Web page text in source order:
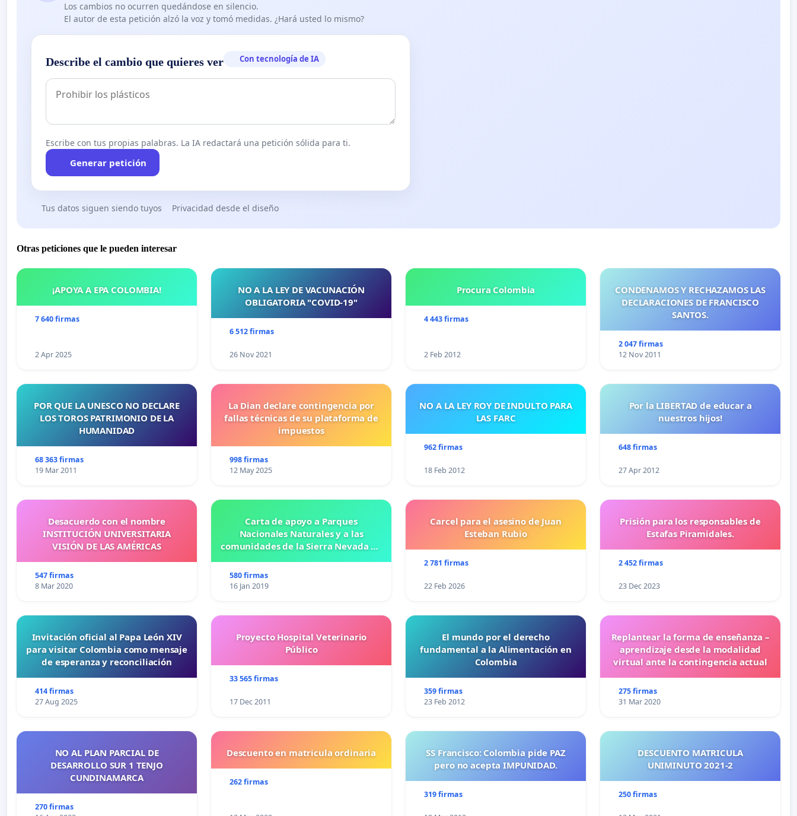
Los cambios no ocurren quedándose en silencio.
El autor de esta petición alzó la voz y tomó medidas. ¿Hará usted lo mismo?
Describe el cambio que quieres ver Con tecnología de IA
Escribe con tus propias palabras. La IA redactará una petición sólida para ti.
Generar petición
Tus datos siguen siendo tuyos Privacidad desde el diseño
Otras peticiones que le pueden interesar
¡APOYA A EPA COLOMBIA!
7 640 firmas
2 Apr 2025
NO A LA LEY DE VACUNACIÓN
OBLIGATORIA "COVID-19"
6 512 firmas
26 Nov 2021
Procura Colombia
4 443 firmas
2 Feb 2012
CONDENAMOS Y RECHAZAMOS LAS
DECLARACIONES DE FRANCISCO
SANTOS.
2 047 firmas
12 Nov 2011
POR QUE LA UNESCO NO DECLARE
LOS TOROS PATRIMONIO DE LA
HUMANIDAD
68 363 firmas
19 Mar 2011
La Dian declare contingencia por
fallas técnicas de su plataforma de
impuestos
998 firmas
12 May 2025
NO A LA LEY ROY DE INDULTO PARA
LAS FARC
962 firmas
18 Feb 2012
Por la LIBERTAD de educar a
nuestros hijos!
648 firmas
27 Apr 2012
Desacuerdo con el nombre
INSTITUCIÓN UNIVERSITARIA
VISIÓN DE LAS AMÉRICAS
547 firmas
8 Mar 2020
Carta de apoyo a Parques
Nacionales Naturales y a las
comunidades de la Sierra Nevada de
580 firmas
16 Jan 2019
Carcel para el asesino de Juan
Esteban Rubio
2 781 firmas
22 Feb 2026
Prisión para los responsables de
Estafas Piramidales.
2 452 firmas
23 Dec 2023
Invitación oficial al Papa León XIV
para visitar Colombia como mensaje
de esperanza y reconciliación
414 firmas
27 Aug 2025
Proyecto Hospital Veterinario
Público
33 565 firmas
17 Dec 2011
El mundo por el derecho
fundamental a la Alimentación en
Colombia
359 firmas
23 Feb 2012
Replantear la forma de enseñanza –
aprendizaje desde la modalidad
virtual ante la contingencia actual
275 firmas
31 Mar 2020
NO AL PLAN PARCIAL DE
DESARROLLO SUR 1 TENJO
CUNDINAMARCA
270 firmas
Descuento en matricula ordinaria
262 firmas
SS Francisco: Colombia pide PAZ
pero no acepta IMPUNIDAD.
319 firmas
DESCUENTO MATRICULA
UNIMINUTO 2021-2
250 firmas